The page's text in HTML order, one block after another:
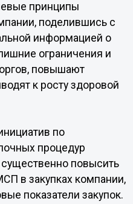
принципы
поделившись с
информацией о
ограничения и
повышают
к росту здоровой
по
процедур
повысить
в закупках компании,
показатели закупок.